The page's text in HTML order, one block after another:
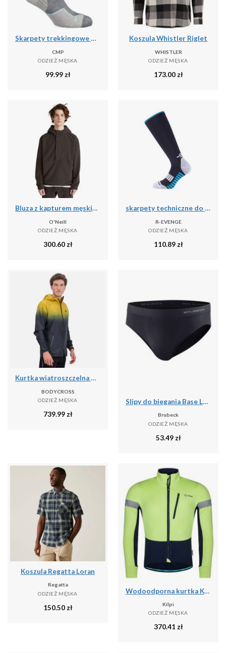
Skarpety trekkingowe CMP WOOL MID
CMP
ODZIEŻ MĘSKA
99.99 zł
Koszula Whistler Riglet
WHISTLER
ODZIEŻ MĘSKA
173.00 zł
Bluza z kapturem męskie O'Neill Hz Hoodie Fleece
O'Neill
ODZIEŻ MĘSKA
300.60 zł
skarpety techniczne do biegania dla dorosłych długie, czarny
R-EVENGE
ODZIEŻ MĘSKA
110.89 zł
Kurtka wiatroszczelna męska do biegania i na szlak PERFORMANCE WINDBREAKER
BODYCROSS
ODZIEŻ MĘSKA
739.99 zł
Slipy do biegania Base Layer Ultra Light 3D Męskie
Brubeck
ODZIEŻ MĘSKA
53.49 zł
Koszula Regatta Loran
Regatta
ODZIEŻ MĘSKA
150.50 zł
Wodoodporna kurtka Kilpi Velover
Kilpi
ODZIEŻ MĘSKA
370.41 zł